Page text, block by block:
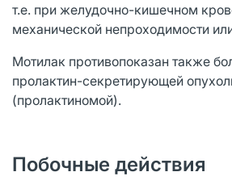
т.е. при желудочно-кишечном
механической непроходимости
Мотилак противопоказан также
пролактин-секретирующей
(пролактиномой).
Побочные действия